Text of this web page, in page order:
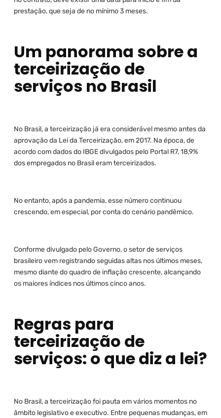
prestação, que seja de no mínimo 3 meses.
Um panorama sobre a
terceirização de
serviços no Brasil
No Brasil, a terceirização já era considerável mesmo antes da
aprovação da Lei da Terceirização, em 2017. Na época, de
acordo com dados do IBGE divulgados pelo Portal R7, 18,9%
dos empregados no Brasil eram terceirizados.
No entanto, após a pandemia, esse número continuou
crescendo, em especial, por conta do cenário pandêmico.
Conforme divulgado pelo Governo, o setor de serviços
brasileiro vem registrando seguidas altas nos últimos meses,
mesmo diante do quadro de inflação crescente, alcançando
os maiores índices nos últimos cinco anos.
Regras para
terceirização de
serviços: o que diz a lei?
No Brasil, a terceirização foi pauta em vários momentos no
âmbito legislativo e executivo. Entre pequenas mudanças, em